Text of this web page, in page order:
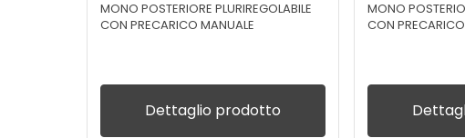
MONO POSTERIORE PLURIREGOLABILE
CON PRECARICO MANUALE
Dettaglio prodotto
MONO
CON